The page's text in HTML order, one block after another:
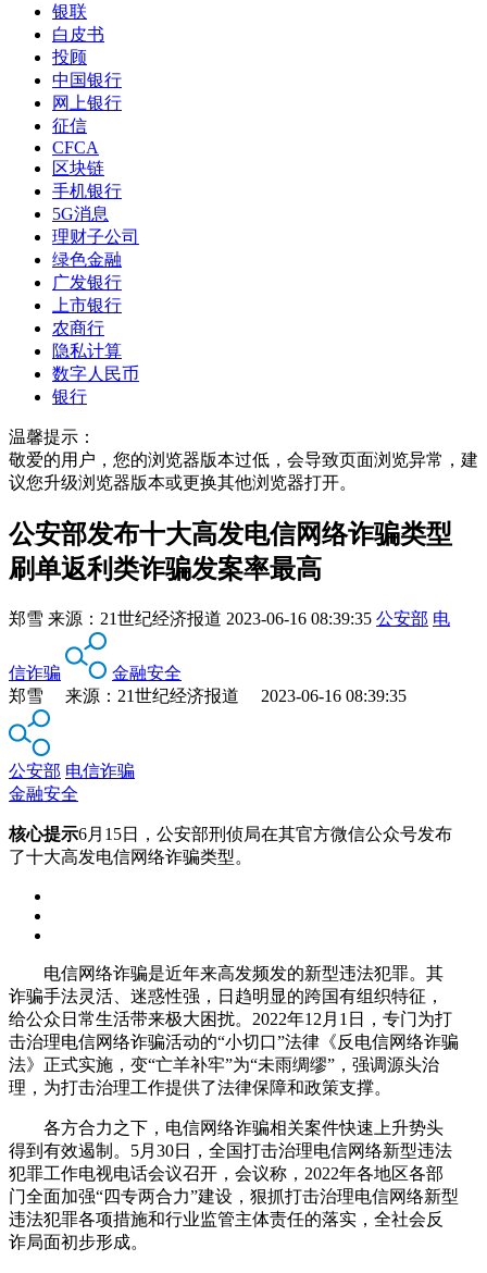
银联
白皮书
投顾
中国银行
网上银行
征信
CFCA
区块链
手机银行
5G消息
理财子公司
绿色金融
广发银行
上市银行
农商行
隐私计算
数字人民币
银行
温馨提示：
敬爱的用户，您的浏览器版本过低，会导致页面浏览异常，建
议您升级浏览器版本或更换其他浏览器打开。
公安部发布十大高发电信网络诈骗类型
刷单返利类诈骗发案率最高
郑雪 来源： 21世纪经济报道 2023-06-16 08:39:35 公安部 电
信诈骗
金融安全
郑雪 来源：21世纪经济报道 2023-06-16 08:39:35
公安部 电信诈骗
金融安全
核心提示6月15日，公安部刑侦局在其官方微信公众号发布
了十大高发电信网络诈骗类型。
电信网络诈骗是近年来高发频发的新型违法犯罪。其
诈骗手法灵活、迷惑性强，日趋明显的跨国有组织特征，
给公众日常生活带来极大困扰。2022年12月1日，专门为打
击治理电信网络诈骗活动的“小切口”法律《反电信网络诈骗
法》正式实施，变“亡羊补牢”为“未雨绸缪”，强调源头治
理，为打击治理工作提供了法律保障和政策支撑。
各方合力之下，电信网络诈骗相关案件快速上升势头
得到有效遏制。5月30日，全国打击治理电信网络新型违法
犯罪工作电视电话会议召开，会议称，2022年各地区各部
门全面加强“四专两合力”建设，狠抓打击治理电信网络新型
违法犯罪各项措施和行业监管主体责任的落实，全社会反
诈局面初步形成。